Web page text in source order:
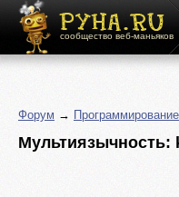
сообщество веб-маньяков
Форум → Программирование
Мультиязычность: